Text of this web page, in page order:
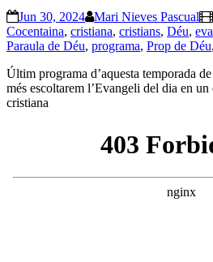
Jun 30, 2024 Mari Nieves Pascual
Cocentaina, cristiana, cristians, Déu,
Paraula de Déu, programa, Prop de Déu,
Últim programa d’aquesta temporada
més escoltarem l’Evangeli del dia en
cristiana